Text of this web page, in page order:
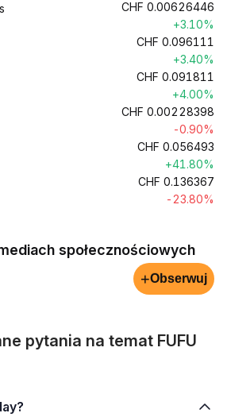
CHF 0.00626446
+3.10%
CHF 0.096111
+3.40%
CHF 0.091811
+4.00%
CHF 0.00228398
-0.90%
CHF 0.056493
+41.80%
CHF 0.136367
-23.80%
społecznościowych
+Obserwuj
pytania na temat FUFU
is today?